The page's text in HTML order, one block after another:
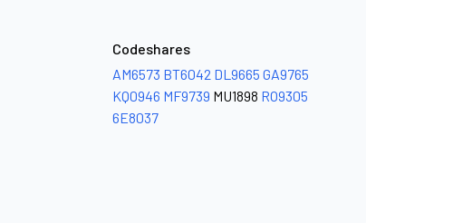
Codeshares
AM6573 BT6042 DL9665 GA9765
KQ0946 MF9739 MU1898 RO9305
6E8037